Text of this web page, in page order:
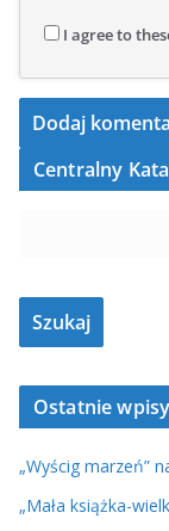
I agree to
Centralny
Ostatnie wpisy
„Wyścig marzeń”
„Mała książka-